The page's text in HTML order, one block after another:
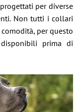
per diverse
Non tutti i collari
per questo
prima di